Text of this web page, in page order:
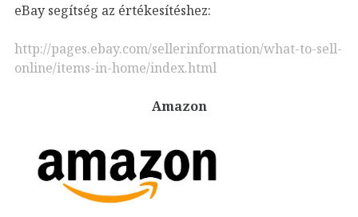
eBay segítség az értékesítéshez:
http://pages.ebay.com/sellerinformation/what-to-sell-
online/items-in-home/index.html
Amazon